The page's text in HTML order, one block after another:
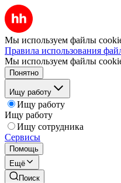
Мы используем файлы
Правила использования
Мы используем файлы
Понятно
Ищу работу
Ищу работу
Ищу работу
Ищу сотрудника
Сервисы
Помощь
Ещё
Поиск